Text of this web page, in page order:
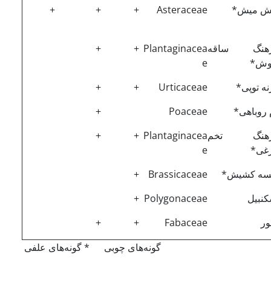
میش*
Asteraceae
+
+
+
ساقهPlantaginacea
e
+
+
توپی* Urticaceae
+
+
روباهی*
Poaceae
+
تخمPlantaginacea
e
+
+
کشیش* Brassicaceae
+
Polygonaceae
+
Fabaceae
+
+
 گونه‌های چوبی * گونه‌های علفی